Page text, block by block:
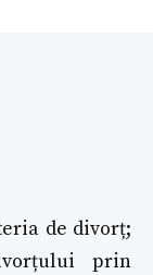
de divorț;
prin